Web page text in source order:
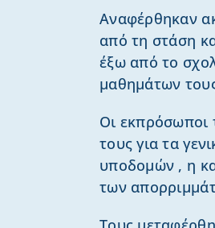
Αναφέρθηκαν
από τη στάση
έξω από το
μαθημάτων
Οι εκπρόσωποι
τους για τα
υποδομών , η
των